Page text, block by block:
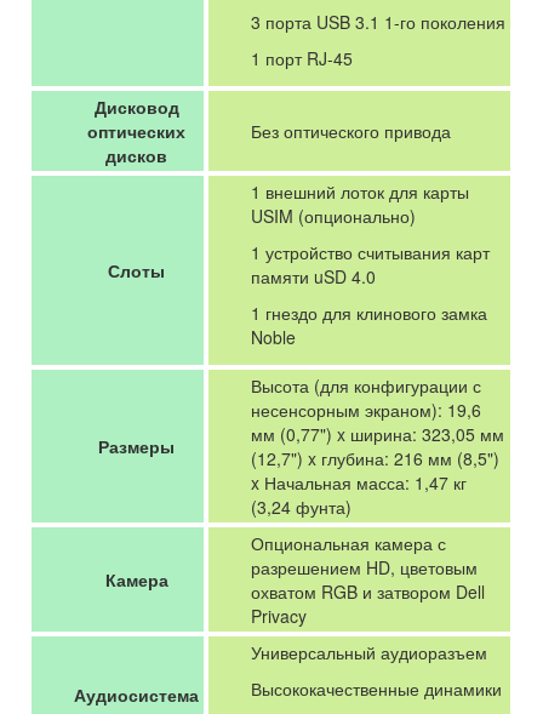
3 порта USB 3.1 1-го поколения
1 порт RJ-45
Дисковод
оптических
дисков
Без оптического привода
Слоты
1 внешний лоток для карты
USIM (опционально)
1 устройство считывания карт
памяти uSD 4.0
1 гнездо для клинового замка
Noble
Размеры
Высота (для конфигурации с
несенсорным экраном): 19,6
мм (0,77") x ширина: 323,05 мм
(12,7") x глубина: 216 мм (8,5")
x Начальная масса: 1,47 кг
(3,24 фунта)
Камера
Опциональная камера с
разрешением HD, цветовым
охватом RGB и затвором Dell
Privacy
Аудиосистема
Универсальный аудиоразъем
Высококачественные динамики